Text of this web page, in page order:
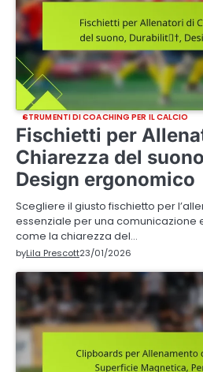
STRUMENTI DI COACHING PER IL CALCIO
Fischietti per
Chiarezza del
Design ergonomico
Scegliere il giusto fischietto per
essenziale per una comunicazione
come la chiarezza del…
byLila Prescott23/01/2026